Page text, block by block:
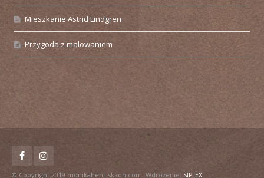
Mieszkanie Astrid Lindgren
Przygoda z malowaniem
© Copyright 2019 monikahenriskkon.com. Wdrożenie: SIPLEX